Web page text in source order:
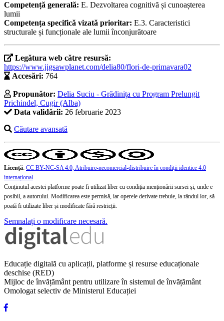
Competență generală: E. Dezvoltarea cognitivă și cunoașterea
lumii
Competența specifică vizată prioritar: E.3. Caracteristici
structurale și funcționale ale lumii înconjurătoare
Legătura web către resursă:
https://www.jigsawplanet.com/delia80/flori-de-primavara02
Accesări: 764
Propunător: Delia Suciu - Grădinița cu Program Prelungit
Prichindel, Cugir (Alba)
Data validării: 26 februarie 2023
Căutare avansată
Licență: CC BY-NC-SA 4.0, Atribuire-necomercial-distribuire în condiţii identice 4.0
internațional
Conținutul acestei platforme poate fi utilizat liber cu condiția menționării sursei și, unde e
posibil, a autorului. Modificarea este permisă, iar operele derivate trebuie, la rândul lor, să
poată fi utilizate liber și modificate fără restricții.
Semnalați o modificare necesară.
Educație digitală cu aplicații, platforme și resurse educaționale
deschise (RED)
Mijloc de învățământ pentru utilizare în sistemul de învățământ
Omologat selectiv de Ministerul Educației